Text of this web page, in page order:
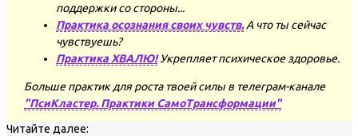
поддержки со стороны...
Практика осознания своих чувств.А что ты сейчас
чувствуешь?
Практика ХВАЛЮ! Укрепляет психическое здоровье.
Больше практик для роста твоей силы в телеграм-канале
"ПсиКластер. Практики СамоТрансформации"
Читайте далее: